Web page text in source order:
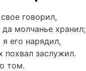
говорил,
молчанье хранил;
его нарядил,
похвал заслужил.
том.